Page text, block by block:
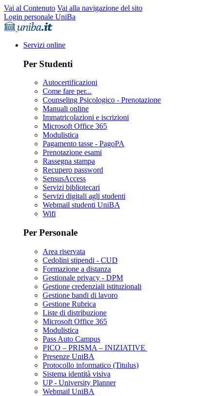
Vai al Contenuto Vai alla navigazione del sito
Login personale UniBa
Servizi online
Per Studenti
Autocertificazioni
Come fare per...
Counseling Psicologico - Prenotazione
Manuali online
Immatricolazioni e iscrizioni
Microsoft Office 365
Modulistica
Pagamento tasse - PagoPA
Prenotazione esami
Rassegna stampa
Recupero password
SensusAccess
Servizi bibliotecari
Servizi digitali agli studenti
Webmail studenti UniBA
Wifi
Per Personale
Area riservata
Cedolini stipendi - CUD
Formazione a distanza
Gestionale privacy - DPM
Gestione credenziali istituzionali
Gestione bandi di lavoro
Gestione Rubrica
Liste di distribuzione
Microsoft Office 365
Modulistica
Pass Auto Campus
PICO – PRISMA – INIZIATIVE
Presenze UniBA
Protocollo informatico (Titulus)
Sistema identità visiva
UP - University Planner
Webmail UniBA